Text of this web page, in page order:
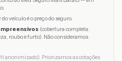
veículo é o preço do seguro.
(cobertura completa:
roubo e furto). Não consideramos
anonimizado). Priorizamos as cotações